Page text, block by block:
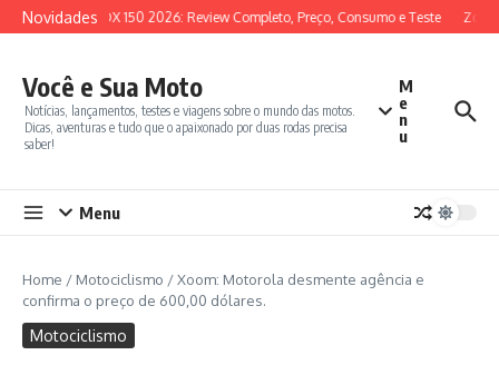
Ir para o conteúdo
Novidades
SYM ADX 150 2026: Review Completo, Preço, Consumo e Teste
Você e Sua Moto
Notícias, lançamentos, testes e viagens sobre o mundo das motos.
Dicas, aventuras e tudo que o apaixonado por duas rodas precisa
saber!
M
e
n
u
Menu
Home / Motociclismo /Xoom: Motorola desmente agência e
confirma o preço de 600,00 dólares.
Motociclismo